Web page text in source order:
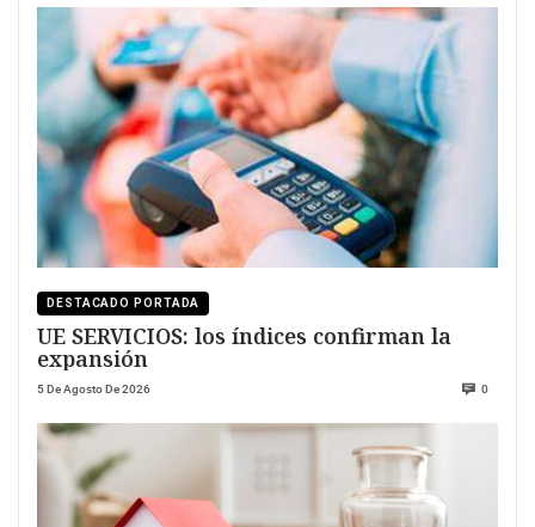
DESTACADO PORTADA
UE SERVICIOS: los índices confirman la
expansión
5 De Agosto De 2026 0